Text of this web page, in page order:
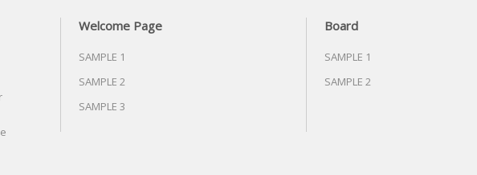
Welcome Page
SAMPLE 1
SAMPLE 2
SAMPLE 3
Board
SAMPLE 1
SAMPLE 2